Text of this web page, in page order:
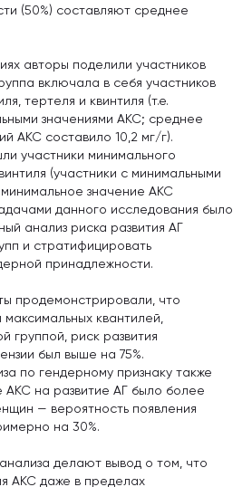
(50%) составляют среднее
авторы поделили участников
включала в себя участников
тертеля и квинтиля (т.е.
значениями АКС; среднее
АКС составило 10,2 мг/г).
участники минимального
(участники с минимальными
значение AКС
данного исследования было
анализ риска развития АГ
и стратифицировать
принадлежности.
продемонстрировали, что
максимальных квантилей,
группой, риск развития
был выше на 75%.
по гендерному признаку также
АКС на развитие АГ было более
— вероятность появления
на 30%.
делают вывод о том, что
AКС даже в пределах